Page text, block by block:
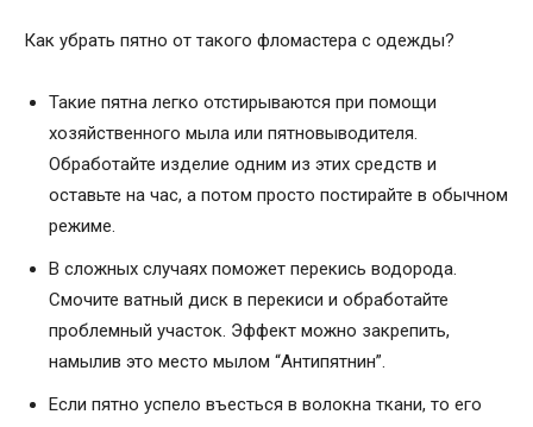
Как убрать пятно от такого фломастера с одежды?
Такие пятна легко отстирываются при помощи
хозяйственного мыла или пятновыводителя.
Обработайте изделие одним из этих средств и
оставьте на час, а потом просто постирайте в обычном
режиме.
В сложных случаях поможет перекись водорода.
Смочите ватный диск в перекиси и обработайте
проблемный участок. Эффект можно закрепить,
намылив это место мылом “Антипятнин”.
Если пятно успело въесться в волокна ткани, то его